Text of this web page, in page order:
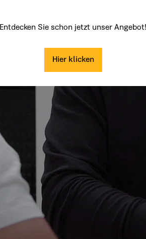
Entdecken Sie schon jetzt unser Angebot!
Hier klicken